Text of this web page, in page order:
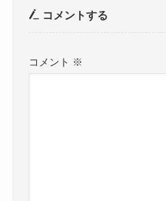
コメントする
コメント ※